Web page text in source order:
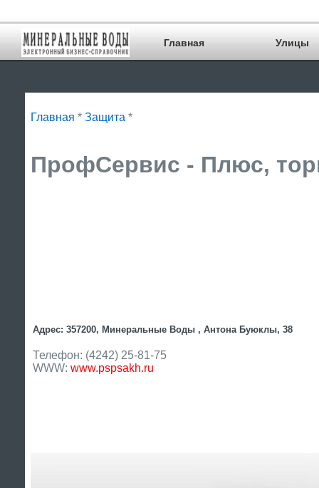
Главная Улицы
Главная * Защита *
ПрофСервис - Плюс,
Адрес: 357200, Минеральные Воды , Антона Буюклы, 38
Телефон: (4242) 25-81-75
WWW: www.pspsakh.ru